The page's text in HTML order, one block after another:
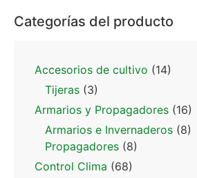
Categorías del producto
Accesorios de cultivo (14)
Tijeras (3)
Armarios y Propagadores (16)
Armarios e Invernaderos (8)
Propagadores (8)
Control Clima (68)